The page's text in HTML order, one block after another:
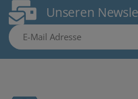
Unseren
E-Mail Adresse